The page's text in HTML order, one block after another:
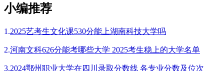
小编推荐
1.2025艺考生文化课530分能上湖南科技大学吗
2.河南文科626分能考哪些大学 2025考生稳上的大学名单
3.2024鄂州职业大学在四川录取分数线 各专业分数及位次